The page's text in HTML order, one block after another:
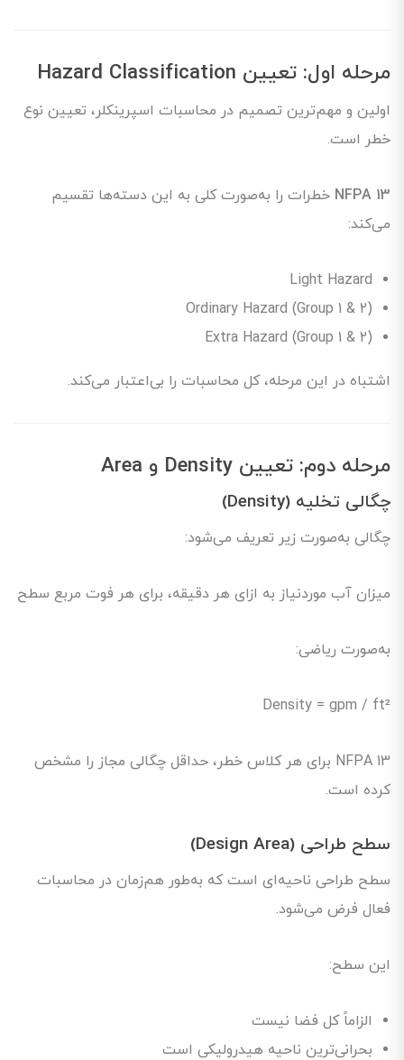
مرحله اول: تعیین Hazard Classification
اولین و مهم‌ترین تصمیم در محاسبات اسپرینکلر، تعیین نوع
خطر است.
NFPA 13 خطرات را به‌صورت کلی به این دسته‌ها تقسیم
می‌کند:
Light Hazard
Ordinary Hazard (Group 1 & 2)
Extra Hazard (Group 1 & 2)
اشتباه در این مرحله، کل محاسبات را بی‌اعتبار می‌کند.
مرحله دوم: تعیین Density و Area
چگالی تخلیه (Density)
چگالی به‌صورت زیر تعریف می‌شود:
میزان آب موردنیاز به ازای هر دقیقه، برای هر فوت مربع سطح
به‌صورت ریاضی:
Density = gpm / ft²
NFPA 13 برای هر کلاس خطر، حداقل چگالی مجاز را مشخص
کرده است.
سطح طراحی (Design Area)
سطح طراحی ناحیه‌ای است که به‌طور هم‌زمان در محاسبات
فعال فرض می‌شود.
این سطح:
الزاماً کل فضا نیست
بحرانی‌ترین ناحیه هیدرولیکی است